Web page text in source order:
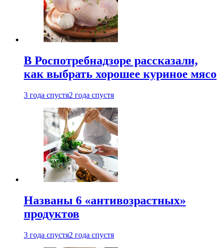
В Роспотребнадзоре рассказали,
как выбрать хорошее куриное мясо
3 года спустя2 года спустя
Названы 6 «антивозрастных»
продуктов
3 года спустя2 года спустя